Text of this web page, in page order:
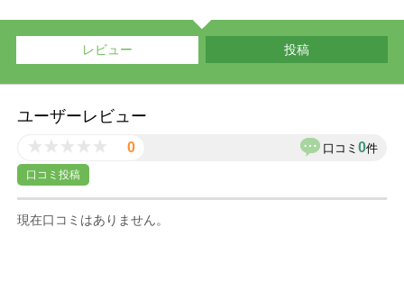
レビュー 投稿
ユーザーレビュー
0 口コミ 0件
口コミ投稿
現在口コミはありません。